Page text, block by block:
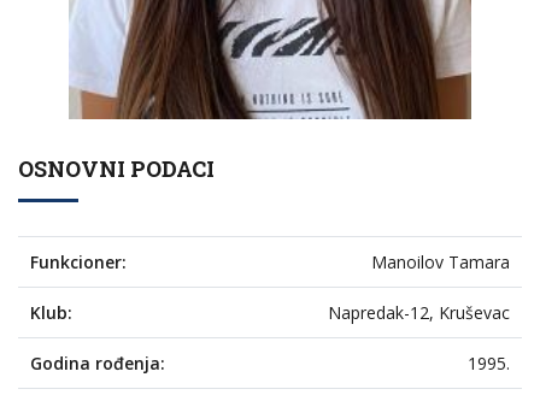
OSNOVNI PODACI
Funkcioner: Manoilov Tamara
Klub: Napredak-12, Kruševac
Godina rođenja: 1995.